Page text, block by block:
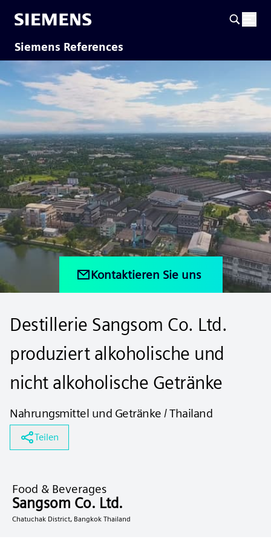
Siemens References
Kontaktieren Sie uns
Destillerie Sangsom Co. Ltd.
produziert alkoholische und
nicht alkoholische Getränke
Nahrungsmittel und Getränke / Thailand
Teilen
Food & Beverages
Sangsom Co. Ltd.
Chatuchak District, Bangkok Thailand